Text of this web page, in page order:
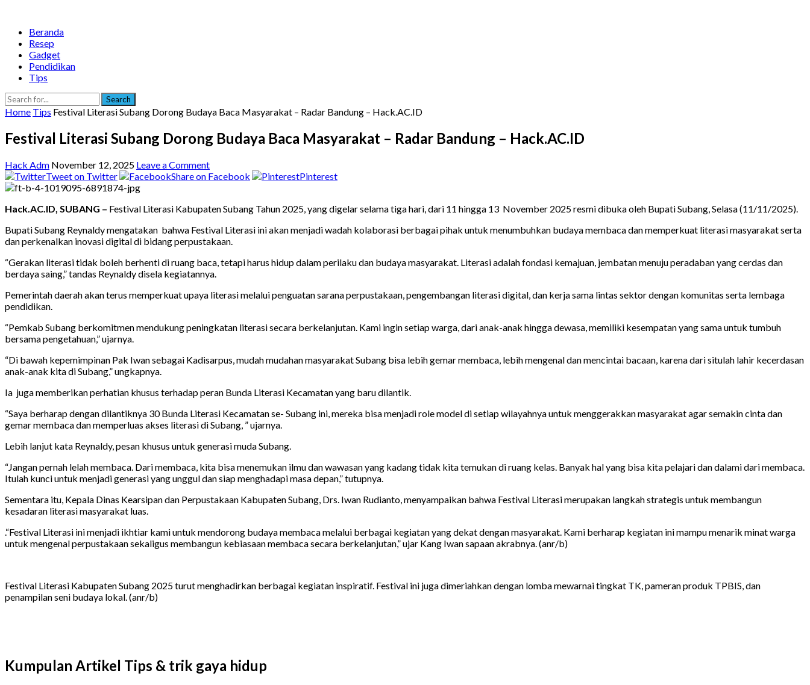
Beranda
Resep
Gadget
Pendidikan
Tips
Search
Home Tips Festival Literasi Subang Dorong Budaya Baca Masyarakat – Radar Bandung – Hack.AC.ID
Festival Literasi Subang Dorong Budaya Baca Masyarakat – Radar Bandung – Hack.AC.ID
Hack Adm November 12, 2025 Leave a Comment
Tweet on Twitter
Share on Facebook Pinterest
Hack.AC.ID, SUBANG – Festival Literasi Kabupaten Subang Tahun 2025, yang digelar selama tiga hari, dari 11 hingga 13 November 2025 resmi dibuka oleh Bupati Subang, Selasa (11/11/2025).
Bupati Subang Reynaldy mengatakan bahwa Festival Literasi ini akan menjadi wadah kolaborasi berbagai pihak untuk menumbuhkan budaya membaca dan memperkuat literasi masyarakat serta
dan perkenalkan inovasi digital di bidang perpustakaan.
“Gerakan literasi tidak boleh berhenti di ruang baca, tetapi harus hidup dalam perilaku dan budaya masyarakat. Literasi adalah fondasi kemajuan, jembatan menuju peradaban yang cerdas dan
berdaya saing,” tandas Reynaldy disela kegiatannya.
Pemerintah daerah akan terus memperkuat upaya literasi melalui penguatan sarana perpustakaan, pengembangan literasi digital, dan kerja sama lintas sektor dengan komunitas serta lembaga
pendidikan.
“Pemkab Subang berkomitmen mendukung peningkatan literasi secara berkelanjutan. Kami ingin setiap warga, dari anak-anak hingga dewasa, memiliki kesempatan yang sama untuk tumbuh
bersama pengetahuan,” ujarnya.
“Di bawah kepemimpinan Pak Iwan sebagai Kadisarpus, mudah mudahan masyarakat Subang bisa lebih gemar membaca, lebih mengenal dan mencintai bacaan, karena dari situlah lahir kecerdasan
anak-anak kita di Subang,” ungkapnya.
Ia juga memberikan perhatian khusus terhadap peran Bunda Literasi Kecamatan yang baru dilantik.
“Saya berharap dengan dilantiknya 30 Bunda Literasi Kecamatan se- Subang ini, mereka bisa menjadi role model di setiap wilayahnya untuk menggerakkan masyarakat agar semakin cinta dan
gemar membaca dan memperluas akses literasi di Subang, ” ujarnya.
Lebih lanjut kata Reynaldy, pesan khusus untuk generasi muda Subang.
“Jangan pernah lelah membaca. Dari membaca, kita bisa menemukan ilmu dan wawasan yang kadang tidak kita temukan di ruang kelas. Banyak hal yang bisa kita pelajari dan dalami dari membaca.
Itulah kunci untuk menjadi generasi yang unggul dan siap menghadapi masa depan,” tutupnya.
Sementara itu, Kepala Dinas Kearsipan dan Perpustakaan Kabupaten Subang, Drs. Iwan Rudianto, menyampaikan bahwa Festival Literasi merupakan langkah strategis untuk membangun
kesadaran literasi masyarakat luas.
.“Festival Literasi ini menjadi ikhtiar kami untuk mendorong budaya membaca melalui berbagai kegiatan yang dekat dengan masyarakat. Kami berharap kegiatan ini mampu menarik minat warga
untuk mengenal perpustakaan sekaligus membangun kebiasaan membaca secara berkelanjutan,” ujar Kang Iwan sapaan akrabnya. (anr/b)
Festival Literasi Kabupaten Subang 2025 turut menghadirkan berbagai kegiatan inspiratif. Festival ini juga dimeriahkan dengan lomba mewarnai tingkat TK, pameran produk TPBIS, dan
penampilan seni budaya lokal. (anr/b)
Kumpulan Artikel Tips & trik gaya hidup